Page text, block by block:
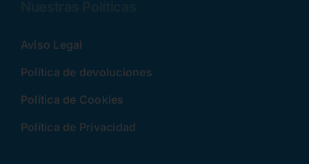
Aviso Legal
Política de devoluciones
Política de Cookies
Política de Privacidad